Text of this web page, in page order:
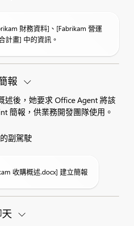
財務資料]、[Fabrikam 營運
計畫] 中的資訊。
報
述後，她要求 Office Agent 將該
簡報，供業務開發團隊使用。
副駕駛
收購概述.docx] 建立簡報